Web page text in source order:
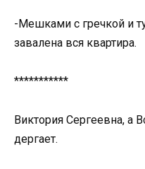
-Мешками с гречкой и
завалена вся квартира.
***********
Виктория Сергеевна, а
дергает.